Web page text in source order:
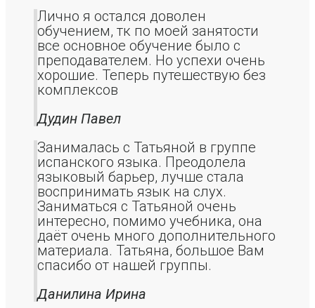
Лично я остался доволен
обучением, тк по моей занятости
все основное обучение было с
преподавателем. Но успехи очень
хорошие. Теперь путешествую без
комплексов
Дудин Павел
Занималась с Татьяной в группе
испанского языка. Преодолела
языковый барьер, лучше стала
воспринимать язык на слух.
Заниматься с Татьяной очень
интересно, помимо учебника, она
даёт очень много дополнительного
материала. Татьяна, большое Вам
спасибо от нашей группы.
Данилина Ирина